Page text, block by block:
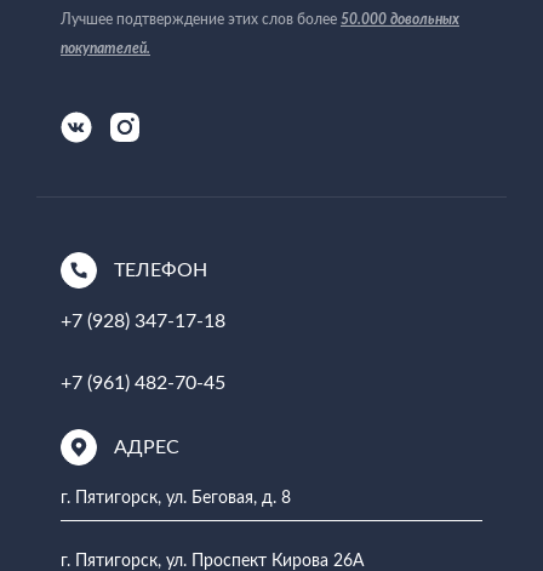
Лучшее подтверждение этих слов более 50.000 довольных
покупателей.
ТЕЛЕФОН
+7 (928) 347-17-18
+7 (961) 482-70-45
АДРЕС
г. Пятигорск, ул. Беговая, д. 8
г. Пятигорск, ул. Проспект Кирова 26А